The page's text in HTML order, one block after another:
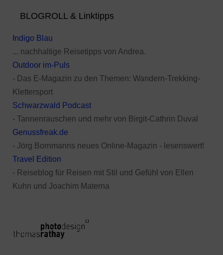
BLOGROLL & Linktipps
Indigo Blau
... nachhaltige Reisetipps von Andrea.
Outdoor im-Puls
- Das E-Magazin zu den Themen: Wandern-Trekking-
Klettersport
Schwarzwald Podcast
- Tannenrauschen und mehr von Birgit-Cathrin Duval
Genussfreak.de
- Jörg Bornmanns neues Online-Magazin - lesenswert!
Travel Edition
- Reiseblog für Reisen mit Stil und Gefühl von Ellen
Kuhn und Joachim Materna